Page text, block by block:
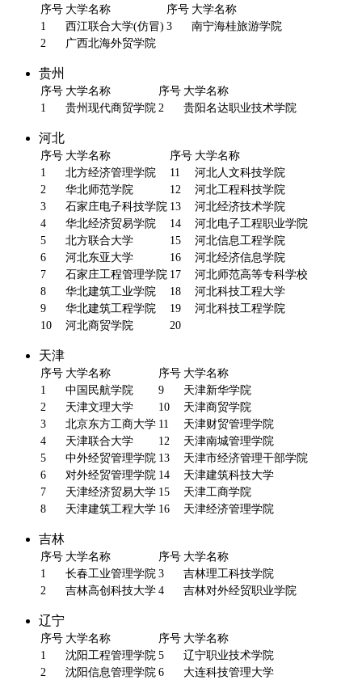
序号 大学名称 序号 大学名称
1
西江联合大学(仿冒) 3
南宁海桂旅游学院
2
广西北海外贸学院
贵州
序号 大学名称 序号 大学名称
1
贵州现代商贸学院 2 贵阳名达职业技术学院
河北
序号 大学名称 序号 大学名称
1
北方经济管理学院 11
河北人文科技学院
2
华北师范学院 12
河北工程科技学院
3
石家庄电子科技学院 13
河北经济技术学院
4
华北经济贸易学院 14
河北电子工程职业学院
5
北方联合大学 15
河北信息工程学院
6
河北东亚大学 16
河北经济信息学院
7
石家庄工程管理学院 17
河北师范高等专科学校
8
华北建筑工业学院 18
河北科技工程大学
9
华北建筑工程学院 19
河北科技工程学院
10
河北商贸学院 20
天津
序号 大学名称 序号 大学名称
1
中国民航学院 9
天津新华学院
2
天津文理大学 10
天津商贸学院
3
北京东方工商大学 11
天津财贸管理学院
4
天津联合大学 12
天津南城管理学院
5
中外经贸管理学院 13
天津市经济管理干部学院
6
对外经贸管理学院 14
天津建筑科技大学
7
天津经济贸易大学 15
天津工商学院
8
天津建筑工程大学 16 天津经济管理学院
吉林
序号 大学名称 序号 大学名称
1
长春工业管理学院 3
吉林理工科技学院
2
吉林高创科技大学 4 吉林对外经贸职业学院
辽宁
序号 大学名称 序号 大学名称
1
沈阳工程管理学院 5
辽宁职业技术学院
2
沈阳信息管理学院 6
大连科技管理大学